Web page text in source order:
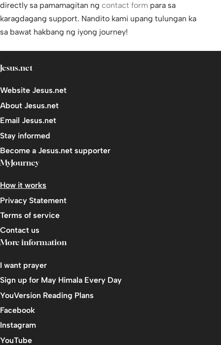
directly sa pamamagitan ng contact form para sa
karagdagang support. Nandito kami upang tulungan ka
sa bawat hakbang ng iyong journey!
Jesus.net
Website Jesus.net
About Jesus.net
Email Jesus.net
Stay informed
Become a Jesus.net supporter
MyJourney
How it works
Privacy Statement
Terms of service
Contact us
More information
I want prayer
Sign up for May Himala Every Day
YouVersion Reading Plans
Facebook
Instagram
YouTube